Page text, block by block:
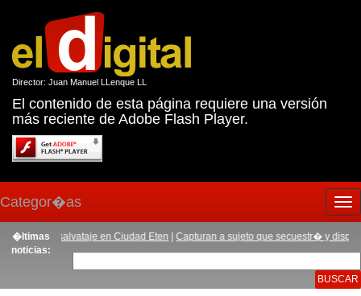
Director: Juan Manuel LLenque LL
El contenido de esta página requiere una versión
más reciente de Adobe Flash Player.
Categor�as
�ltimas
noticias:
de salvataje en Ciudad Eten|Capturan a sujeto que secuestr� y dispar� a